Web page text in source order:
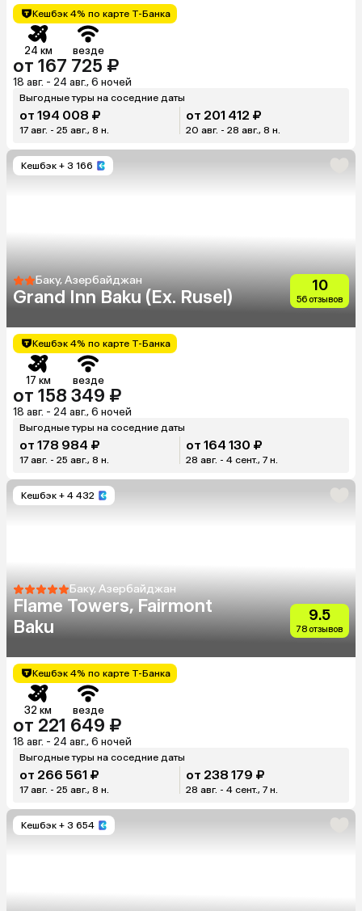
Кешбэк 4% по карте Т-Банка
24 км везде
от 167 725 ₽
18 авг. - 24 авг., 6 ночей
Выгодные туры на соседние даты
от 194 008 ₽
17 авг. - 25 авг., 8 н.
от 201 412 ₽
20 авг. - 28 авг., 8 н.
Кешбэк + 3 166
Баку, Азербайджан
Grand Inn Baku (Ex. Rusel)
10
56 отзывов
Кешбэк 4% по карте Т-Банка
17 км везде
от 158 349 ₽
18 авг. - 24 авг., 6 ночей
Выгодные туры на соседние даты
от 178 984 ₽
17 авг. - 25 авг., 8 н.
от 164 130 ₽
28 авг. - 4 сент., 7 н.
Кешбэк + 4 432
Баку, Азербайджан
Flame Towers, Fairmont
Baku
9.5
78 отзывов
Кешбэк 4% по карте Т-Банка
32 км везде
от 221 649 ₽
18 авг. - 24 авг., 6 ночей
Выгодные туры на соседние даты
от 266 561 ₽
17 авг. - 25 авг., 8 н.
от 238 179 ₽
28 авг. - 4 сент., 7 н.
Кешбэк + 3 654